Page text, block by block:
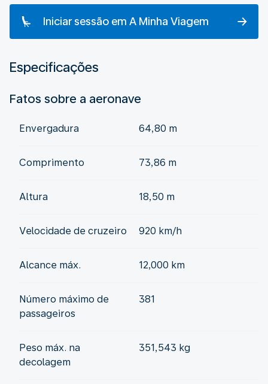
Iniciar sessão em A Minha Viagem
Especificações
Fatos sobre a aeronave
Envergadura 64,80 m
Comprimento 73,86 m
Altura 18,50 m
Velocidade de cruzeiro 920 km/h
Alcance máx. 12,000 km
Número máximo de
passageiros
381
Peso máx. na
decolagem
351,543 kg